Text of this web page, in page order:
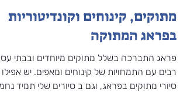
11 בספט׳ 2024 זמן קריאה 4 דקות